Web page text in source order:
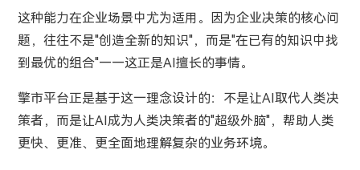
这种能力在企业场景中尤为适用。因为企业决策的核心问
题，往往不是"创造全新的知识"，而是"在已有的知识中找
到最优的组合"——这正是AI擅长的事情。
擎市平台正是基于这一理念设计的：不是让AI取代人类决
策者，而是让AI成为人类决策者的"超级外脑"，帮助人类
更快、更准、更全面地理解复杂的业务环境。